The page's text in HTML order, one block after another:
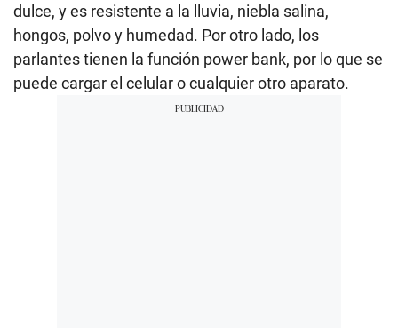
dulce, y es resistente a la lluvia, niebla salina,
hongos, polvo y humedad. Por otro lado, los
parlantes tienen la función power bank, por lo que se
puede cargar el celular o cualquier otro aparato.